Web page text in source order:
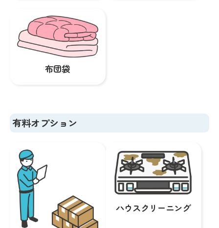
布団袋
有料オプション
ハウスクリーニング